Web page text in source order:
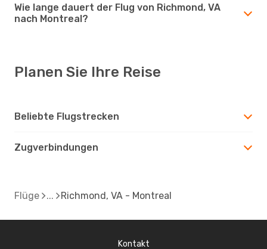
Wie lange dauert der Flug von Richmond, VA
nach Montreal?
Planen Sie Ihre Reise
Beliebte Flugstrecken
Zugverbindungen
Flüge Richmond, VA - Montreal
Kontakt